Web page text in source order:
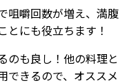
咀嚼回数が増え、満腹
とにも役立ちます！
のも良し！他の料理と
できるので、オススメ